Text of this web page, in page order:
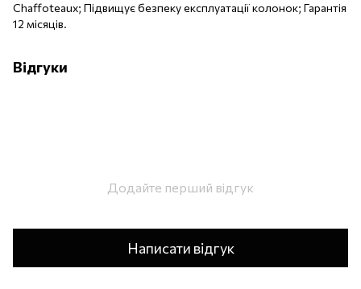
Chaffoteaux; Підвищує безпеку експлуатації колонок; Гарантія
12 місяців.
Відгуки
Додайте перший відгук
Написати відгук